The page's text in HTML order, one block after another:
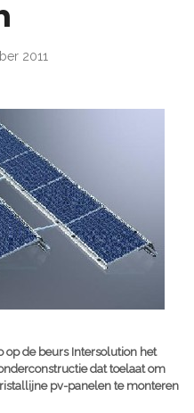
2011
de beurs Intersolution het
dat toelaat om
pv-panelen te monteren